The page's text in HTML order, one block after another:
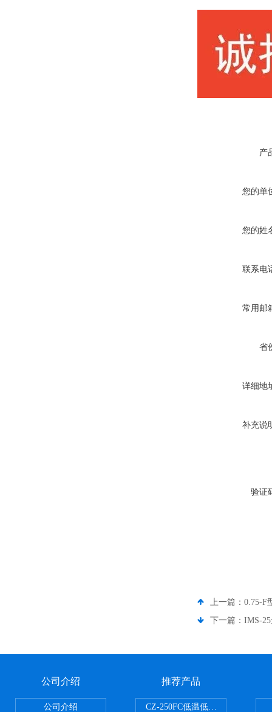
产
您的单
您的姓
联系电
常用邮
省
详细地
补充说
验证
上一篇： 0.75-F
下一篇： IMS-
公司介绍
公司介绍
推荐产品
CZ-250FC低温低湿种子储藏柜